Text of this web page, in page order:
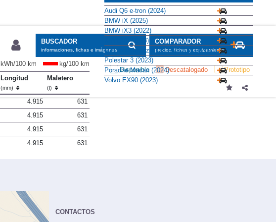
BUSCADOR
informaciones, fichas e imágenes
COMPARADOR
precios, fichas y equipamiento
Disponible Descatalogado Prototipo
kWh/100 km
kg/100 km
Longitud
(mm)
Maletero
(l)
4.915
631
4.915
631
4.915
631
4.915 631
Audi Q6 e-tron (2024)
BMW iX (2025)
BMW iX3 (2022)
KIA EV9 (2023)
Mercedes-Benz EQE SUV AMG (2023)
Polestar 3 (2023)
Porsche Macan (2024)
Volvo EX90 (2023)
CONTACTOS